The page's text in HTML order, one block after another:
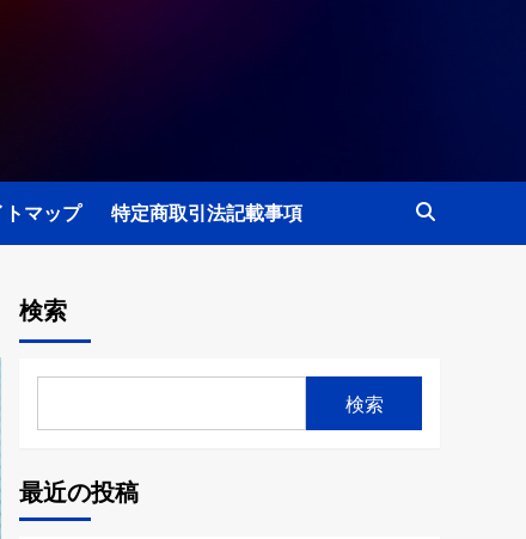
マップ 特定商取引法記載事項
検索
検索
最近の投稿